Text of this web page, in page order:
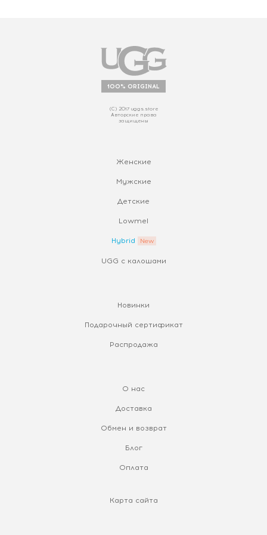
100% ORIGINAL
(С) 2017 uggs.store
Авторские права
защищены
Женские
Мужские
Детские
Lowmel
Hybrid
UGG с калошами
Новинки
Подарочный сертификат
Распродажа
О нас
Доставка
Обмен и возврат
Блог
Оплата
Карта сайта